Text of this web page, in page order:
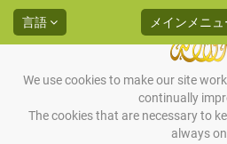
We use cookies to make our site
continually
The cookies that are necessary to
always on
言語 メインメニュ